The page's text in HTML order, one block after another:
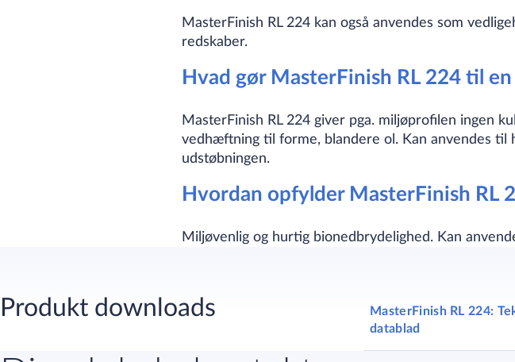
MasterFinish RL 224 kan også anvendes som
redskaber.
Hvad gør MasterFinish RL 224 til
MasterFinish RL 224 giver pga. miljøprofilen ingen
vedhæftning til forme, blandere ol. Kan anvendes
udstøbningen.
Hvordan opfylder MasterFinish RL
Miljøvenlig og hurtig bionedbrydelighed. Kan
Produkt downloads
MasterFinish RL 224:
datablad